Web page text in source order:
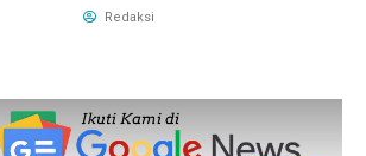
Redaksi